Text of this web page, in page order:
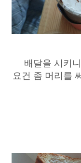
배달을 시키
요건 좀 머리를